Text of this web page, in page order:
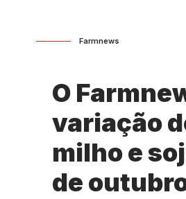
Farmnews
O
variação
milho e
de